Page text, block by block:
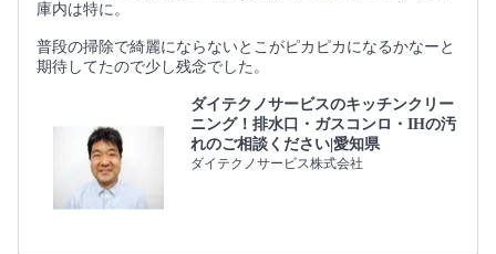
庫内は特に。
普段の掃除で綺麗にならないとこがピカピカになるかなーと
期待してたので少し残念でした。
ダイテクノサービスのキッチンクリー
ニング！排水口・ガスコンロ・IHの汚
れのご相談ください|愛知県
ダイテクノサービス株式会社